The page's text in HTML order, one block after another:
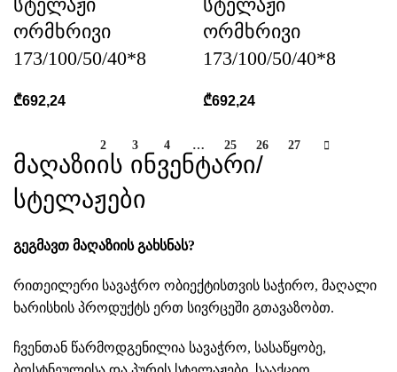
სტელაჟი
ორმხრივი
173/100/50/40*8
₾692,24
სტელაჟი
ორმხრივი
173/100/50/40*8
₾692,24
2 3 4 … 25 26 27
მაღაზიის ინვენტარი/
სტელაჟები
გეგმავთ მაღაზიის გახსნას?
რითეილერი სავაჭრო ობიექტისთვის საჭირო, მაღალი
ხარისხის პროდუქტს ერთ სივრცეში გთავაზობთ.
ჩვენთან წარმოდგენილია სავაჭრო, სასაწყობე,